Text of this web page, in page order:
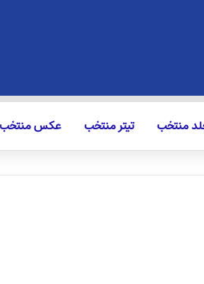
منتخب تیتر منتخب عکس منتخب